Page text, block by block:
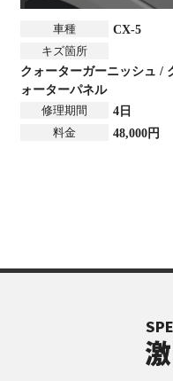
車種
CX-5
キズ箇所
クォーターガーニッシュ /
ォーターパネル
修理期間
4日
料金
48,000円